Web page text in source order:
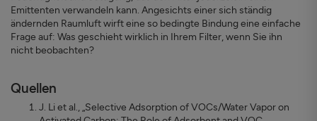
Emittenten verwandeln kann. Angesichts einer sich ständig
ändernden Raumluft wirft eine so bedingte Bindung eine einfache
Frage auf: Was geschieht wirklich in Ihrem Filter, wenn Sie ihn
nicht beobachten?
Quellen
J. Li et al., „Selective Adsorption of VOCs/Water Vapor on